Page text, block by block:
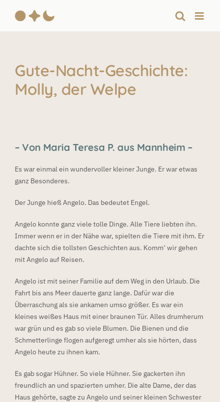
Inhalt
Gute-Nacht-Geschichte:
Molly, der Welpe
– Von Maria Teresa P. aus Mannheim –
Es war einmal ein wundervoller kleiner Junge. Er war etwas
ganz Besonderes.
Der Junge hieß Angelo. Das bedeutet Engel.
Angelo konnte ganz viele tolle Dinge. Alle Tiere liebten ihn.
Immer wenn er in der Nähe war, spielten die Tiere mit ihm. Er
dachte sich die tollsten Geschichten aus. Komm‘ wir gehen
mit Angelo auf Reisen.
Angelo ist mit seiner Familie auf dem Weg in den Urlaub. Die
Fahrt bis ans Meer dauerte ganz lange. Dafür war die
Überraschung als sie ankamen umso größer. Es war ein
kleines weißes Haus mit einer braunen Tür. Alles drumherum
war grün und es gab so viele Blumen. Die Bienen und die
Schmetterlinge flogen aufgeregt umher als sie hörten, dass
Angelo heute zu ihnen kam.
Es gab sogar Hühner. So viele Hühner. Sie gackerten ihn
freundlich an und spazierten umher. Die alte Dame, der das
Haus gehörte, sagte zu Angelo und seiner kleinen Schwester